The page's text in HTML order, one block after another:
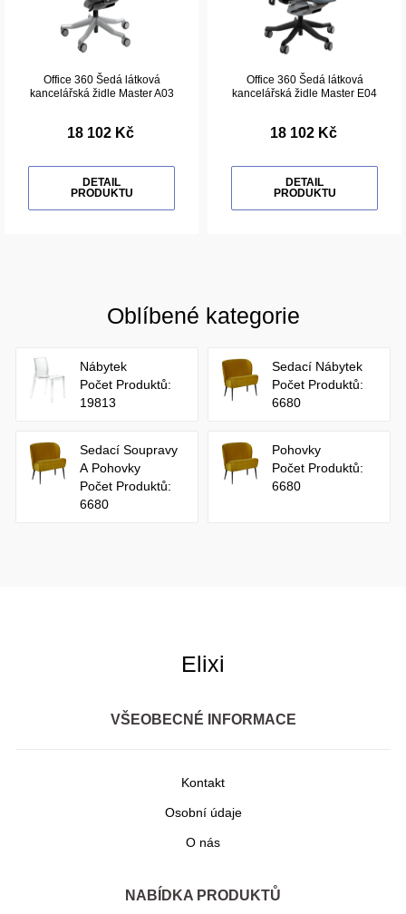
Office 360 Šedá látková
kancelářská židle Master A03
18 102 Kč
DETAIL
PRODUKTU
Office 360 Šedá látková
kancelářská židle Master E04
18 102 Kč
DETAIL
PRODUKTU
Oblíbené kategorie
Nábytek
Počet Produktů:
19813
Sedací Nábytek
Počet Produktů:
6680
Sedací Soupravy
A Pohovky
Počet Produktů:
6680
Pohovky
Počet Produktů:
6680
Elixi
VŠEOBECNÉ INFORMACE
Kontakt
Osobní údaje
O nás
NABÍDKA PRODUKTŮ